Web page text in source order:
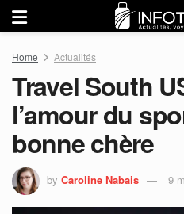
Home Actualités
Travel South
l’amour du
bonne chère
by Caroline Nabais 9